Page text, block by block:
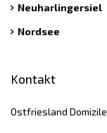
Neuharlingersiel
Nordsee
Kontakt
Ostfriesland Domizile